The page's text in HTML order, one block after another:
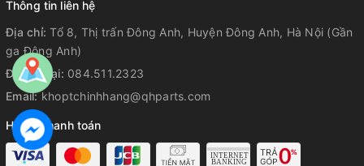
Thông tin liên hệ
Địa chỉ:Tổ 8, Thị trấn Đông Anh, Huyện Đông Anh, Hà Nội (Gần
ga Đông Anh)
Điện thoại: 084.511.2323
Email:khoptchinhhang@qhparts.com
Hỗ trợ thanh toán